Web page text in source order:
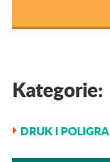
Kategorie:
DRUK I